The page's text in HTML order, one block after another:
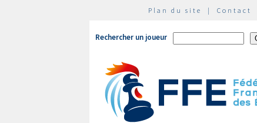
Plan du site | Contact
Rechercher un joueur